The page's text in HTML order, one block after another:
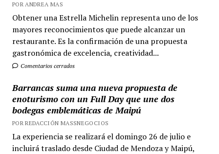
POR ANDREA MAS
Obtener una Estrella Michelin representa uno de los
mayores reconocimientos que puede alcanzar un
restaurante. Es la confirmación de una propuesta
gastronómica de excelencia, creatividad...
Comentarios cerrados
Barrancas suma una nueva propuesta de
enoturismo con un Full Day que une dos
bodegas emblemáticas de Maipú
POR REDACCIÓN MASSNEGOCIOS
La experiencia se realizará el domingo 26 de julio e
incluirá traslado desde Ciudad de Mendoza y Maipú,